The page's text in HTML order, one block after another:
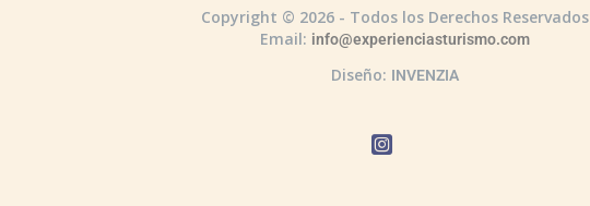
Copyright © 2026 - Todos los Derechos Reservados
Email: info@experienciasturismo.com
Diseño: INVENZIA